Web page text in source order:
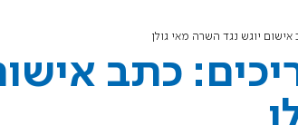
יוגש נגד השרה מאי גולן
כתב